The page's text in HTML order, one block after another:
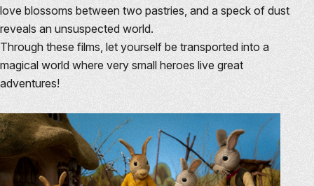
love blossoms between two pastries, and a speck of dust
reveals an unsuspected world.
Through these films, let yourself be transported into a
magical world where very small heroes live great
adventures!